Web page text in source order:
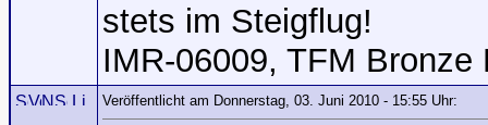
stets im Steigflug!
IMR-06009, TFM Bronze
Veröffentlicht am Donnerstag, 03. Juni 2010 - 15:55 Uhr: